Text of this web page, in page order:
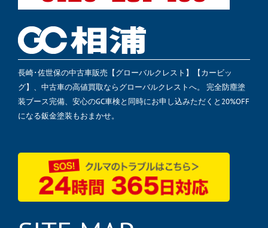
長崎･佐世保の中古車販売【グローバルクレスト】【カービッ
グ】、中古車の高値買取ならグローバルクレストへ。 完全防塵塗
装ブース完備、安心のGC車検と同時にお申し込みただくと20%OFF
になる鈑金塗装もおまかせ。